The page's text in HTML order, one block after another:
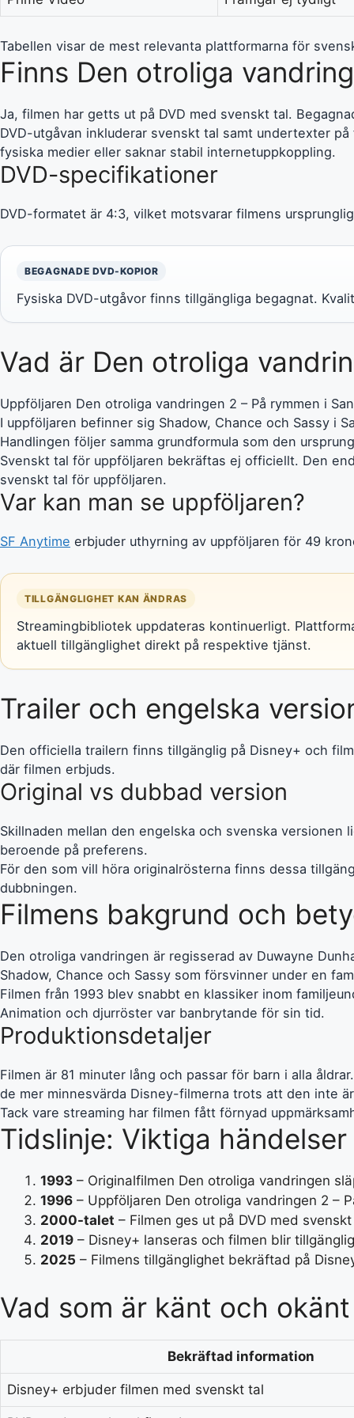
Tabellen visar de mest relevanta plattformarna för
Finns Den otroliga
Ja, filmen har getts ut på DVD med svenskt tal.
DVD-utgåvan inkluderar svenskt tal samt undertexter
fysiska medier eller saknar stabil internetuppkoppling.
DVD-specifikationer
DVD-formatet är 4:3, vilket motsvarar filmens
BEGAGNADE DVD-KOPIOR
Fysiska DVD-utgåvor finns tillgängliga begagnat.
Vad är Den otroliga
Uppföljaren Den otroliga vandringen 2 – På rymmen i
I uppföljaren befinner sig Shadow, Chance och Sassy i
Handlingen följer samma grundformula som den
Svenskt tal för uppföljaren bekräftas ej officiellt. Den
svenskt tal för uppföljaren.
Var kan man se uppföljaren?
SF Anytime erbjuder uthyrning av uppföljaren för 49
TILLGÄNGLIGHET KAN ÄNDRAS
Streamingbibliotek uppdateras kontinuerligt.
aktuell tillgänglighet direkt på respektive tjänst.
Trailer och engelska
Den officiella trailern finns tillgänglig på Disney+ och
där filmen erbjuds.
Original vs dubbad version
Skillnaden mellan den engelska och svenska
beroende på preferens.
För den som vill höra originalrösterna finns dessa
dubbningen.
Filmens bakgrund och
Den otroliga vandringen är regisserad av Duwayne
Shadow, Chance och Sassy som försvinner under en
Filmen från 1993 blev snabbt en klassiker inom
Animation och djurröster var banbrytande för sin tid.
Produktionsdetaljer
Filmen är 81 minuter lång och passar för barn i alla
de mer minnesvärda Disney-filmerna trots att den inte
Tack vare streaming har filmen fått förnyad
Tidslinje: Viktiga händelser
1993 – Originalfilmen Den otroliga vandringen
1996 – Uppföljaren Den otroliga vandringen 2 –
2000-talet – Filmen ges ut på DVD med
2019 – Disney+ lanseras och filmen blir
2025 – Filmens tillgänglighet bekräftad på
Vad som är känt och okänt
Bekräftad information
Disney+ erbjuder filmen med svenskt tal